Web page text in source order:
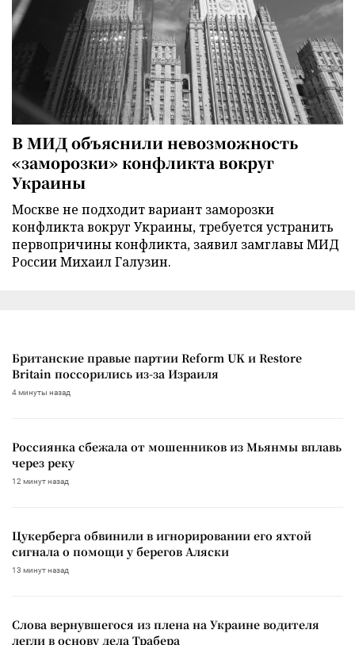
В МИД объяснили невозможность
«заморозки» конфликта вокруг
Украины
Москве не подходит вариант заморозки
конфликта вокруг Украины, требуется устранить
первопричины конфликта, заявил замглавы МИД
России Михаил Галузин.
Британские правые партии Reform UK и Restore
Britain поссорились из-за Израиля
4 минуты назад
Россиянка сбежала от мошенников из Мьянмы вплавь
через реку
12 минут назад
Цукерберга обвинили в игнорировании его яхтой
сигнала о помощи у берегов Аляски
13 минут назад
Слова вернувшегося из плена на Украине водителя
легли в основу дела Трабера